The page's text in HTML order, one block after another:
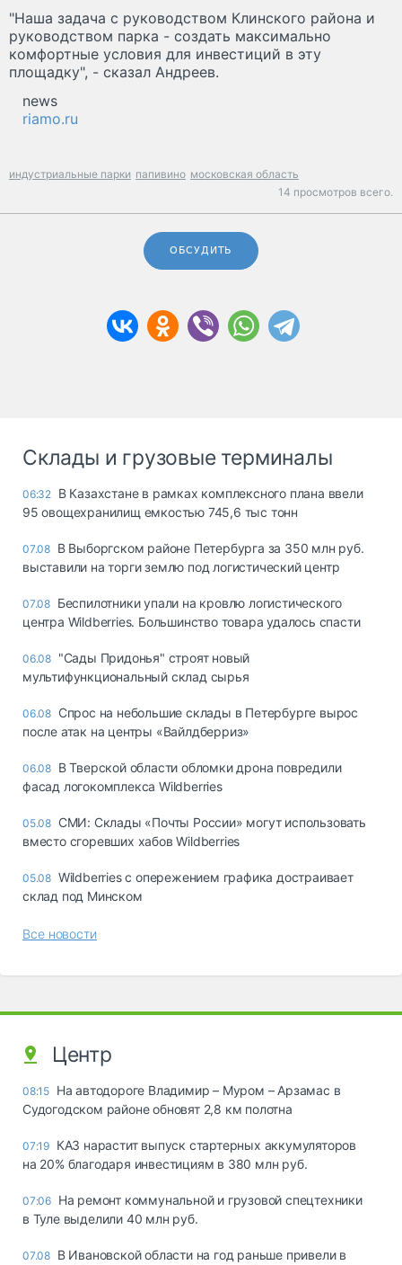
"Наша задача с руководством Клинского района и
руководством парка - создать максимально
комфортные условия для инвестиций в эту
площадку", - сказал Андреев.
news
riamo.ru
индустриальные парки папивино московская область
14 просмотров всего.
ОБСУДИТЬ
Склады и грузовые терминалы
06:32 В Казахстане в рамках комплексного плана ввели
95 овощехранилищ емкостью 745,6 тыс тонн
07.08 В Выборгском районе Петербурга за 350 млн руб.
выставили на торги землю под логистический центр
07.08 Беспилотники упали на кровлю логистического
центра Wildberries. Большинство товара удалось спасти
06.08 "Сады Придонья" строят новый
мультифункциональный склад сырья
06.08 Спрос на небольшие склады в Петербурге вырос
после атак на центры «Вайлдберриз»
06.08 В Тверской области обломки дрона повредили
фасад логокомплекса Wildberries
05.08 СМИ: Склады «Почты России» могут использовать
вместо сгоревших хабов Wildberries
05.08 Wildberries с опережением графика достраивает
склад под Минском
Все новости
Центр
08:15 На автодороге Владимир – Муром – Арзамас в
Судогодском районе обновят 2,8 км полотна
07:19 КАЗ нарастит выпуск стартерных аккумуляторов
на 20% благодаря инвестициям в 380 млн руб.
07:06 На ремонт коммунальной и грузовой спецтехники
в Туле выделили 40 млн руб.
07.08 В Ивановской области на год раньше привели в